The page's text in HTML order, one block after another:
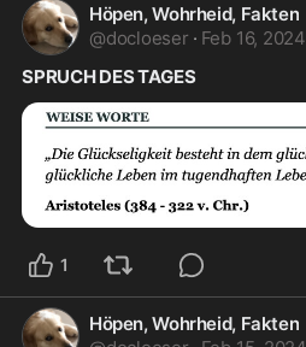
Höpen, Wohrheid, Fakten
@docloeser · Feb 16, 2024
SPRUCH DES TAGES
1
Höpen, Wohrheid, Fakten